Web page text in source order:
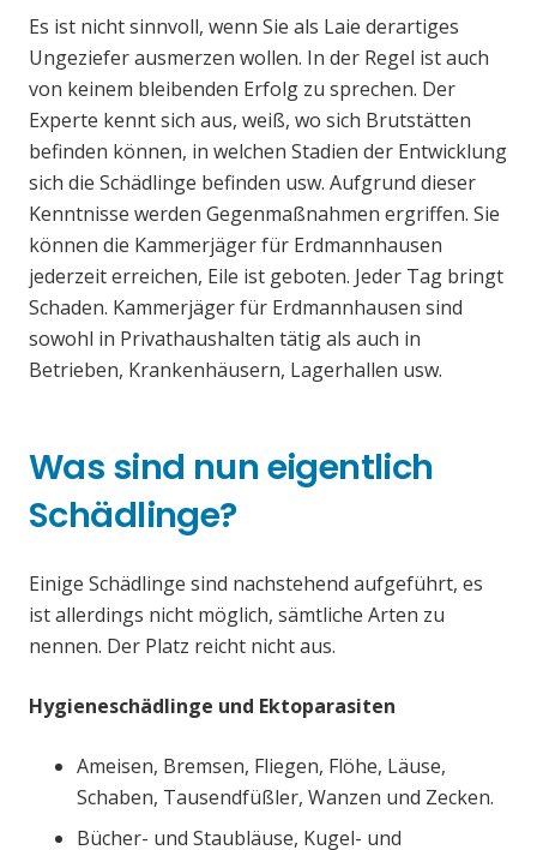
Es ist nicht sinnvoll, wenn Sie als Laie derartiges
Ungeziefer ausmerzen wollen. In der Regel ist auch
von keinem bleibenden Erfolg zu sprechen. Der
Experte kennt sich aus, weiß, wo sich Brutstätten
befinden können, in welchen Stadien der Entwicklung
sich die Schädlinge befinden usw. Aufgrund dieser
Kenntnisse werden Gegenmaßnahmen ergriffen. Sie
können die Kammerjäger für Erdmannhausen
jederzeit erreichen, Eile ist geboten. Jeder Tag bringt
Schaden. Kammerjäger für Erdmannhausen sind
sowohl in Privathaushalten tätig als auch in
Betrieben, Krankenhäusern, Lagerhallen usw.
Was sind nun eigentlich
Schädlinge?
Einige Schädlinge sind nachstehend aufgeführt, es
ist allerdings nicht möglich, sämtliche Arten zu
nennen. Der Platz reicht nicht aus.
Hygieneschädlinge und Ektoparasiten
Ameisen, Bremsen, Fliegen, Flöhe, Läuse,
Schaben, Tausendfüßler, Wanzen und Zecken.
Bücher- und Staubläuse, Kugel- und